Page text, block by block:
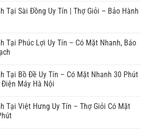
Tại Sài Đồng Uy Tín | Thợ Giỏi – Bảo Hành
Tại Phúc Lợi Uy Tín – Có Mặt Nhanh, Báo
Tại Bồ Đề Uy Tín – Có Mặt Nhanh 30 Phút
Điện Máy Hà Nội
Tại Việt Hưng Uy Tín – Thợ Giỏi Có Mặt